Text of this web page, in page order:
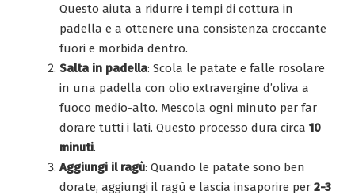
Questo aiuta a ridurre i tempi di cottura in
padella e a ottenere una consistenza croccante
fuori e morbida dentro.
Salta in padella: Scola le patate e falle rosolare
in una padella con olio extravergine d’oliva a
fuoco medio-alto. Mescola ogni minuto per far
dorare tutti i lati. Questo processo dura circa 10
minuti.
Aggiungi il ragù: Quando le patate sono ben
dorate, aggiungi il ragù e lascia insaporire per 2-3